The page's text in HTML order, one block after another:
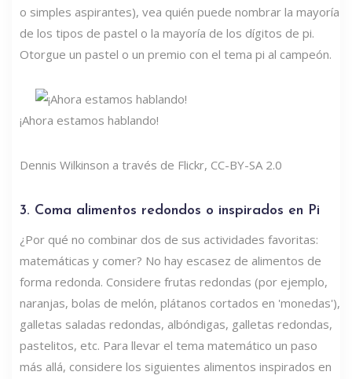
o simples aspirantes), vea quién puede nombrar la mayoría
de los tipos de pastel o la mayoría de los dígitos de pi.
Otorgue un pastel o un premio con el tema pi al campeón.
¡Ahora estamos hablando!
Dennis Wilkinson a través de Flickr, CC-BY-SA 2.0
3. Coma alimentos redondos o inspirados en Pi
¿Por qué no combinar dos de sus actividades favoritas:
matemáticas y comer? No hay escasez de alimentos de
forma redonda. Considere frutas redondas (por ejemplo,
naranjas, bolas de melón, plátanos cortados en 'monedas'),
galletas saladas redondas, albóndigas, galletas redondas,
pastelitos, etc. Para llevar el tema matemático un paso
más allá, considere los siguientes alimentos inspirados en